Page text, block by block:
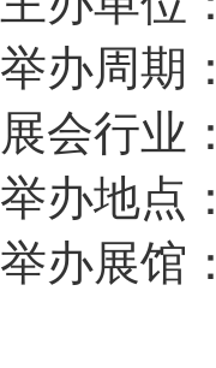
举办周期
展会行业
举办地点
举办展馆